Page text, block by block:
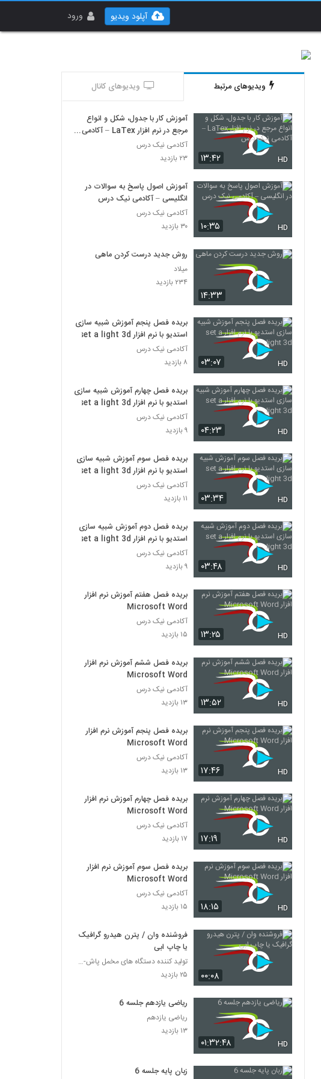
ورود آپلود ویدیو
ویدیوهای مرتبط ویدیوهای کانال
۱۳:۴۲ HD
آموزش کار با جدول، شکل و انواع
مرجع در نرم افزار LaTex – آکادمی
نیک درس
آکادمی نیک درس
۲۳ بازدید
۱۰:۳۵ HD
آموزش اصول پاسخ به سوالات در
انگلیسی – آکادمی نیک درس
آکادمی نیک درس
۳۰ بازدید
۱۴:۳۳
روش جدید درست کردن ماهی
میلاد
۲۳۴ بازدید
۰۳:۰۷ HD
بریده فصل پنجم آموزش شبیه سازی
استدیو با نرم افزار set a light 3d
آکادمی نیک درس
۸ بازدید
۰۴:۲۳ HD
بریده فصل چهارم آموزش شبیه سازی
استدیو با نرم افزار set a light 3d
آکادمی نیک درس
۹ بازدید
۰۳:۳۴ HD
بریده فصل سوم آموزش شبیه سازی
استدیو با نرم افزار set a light 3d
آکادمی نیک درس
۱۱ بازدید
۰۳:۴۸ HD
بریده فصل دوم آموزش شبیه سازی
استدیو با نرم افزار set a light 3d
آکادمی نیک درس
۹ بازدید
۱۳:۲۵ HD
بریده فصل هفتم آموزش نرم افزار
Microsoft Word
آکادمی نیک درس
۱۵ بازدید
۱۳:۵۲ HD
بریده فصل ششم آموزش نرم افزار
Microsoft Word
آکادمی نیک درس
۱۳ بازدید
۱۷:۴۶ HD
بریده فصل پنجم آموزش نرم افزار
Microsoft Word
آکادمی نیک درس
۱۳ بازدید
۱۷:۱۹ HD
بریده فصل چهارم آموزش نرم افزار
Microsoft Word
آکادمی نیک درس
۱۷ بازدید
۱۸:۱۵ HD
بریده فصل سوم آموزش نرم افزار
Microsoft Word
آکادمی نیک درس
۱۵ بازدید
۰۰:۰۸
فروشنده وان / پترن هیدرو گرافیک
یا چاپ ابی
تولید کننده دستگاه های مخمل پاش-هیدروگرافیک-ابکاری
۲۵ بازدید
۰۱:۳۲:۴۸ HD
ریاضی یازدهم جلسه 6
ریاضی یازدهم
۱۳ بازدید
زبان پایه جلسه 6